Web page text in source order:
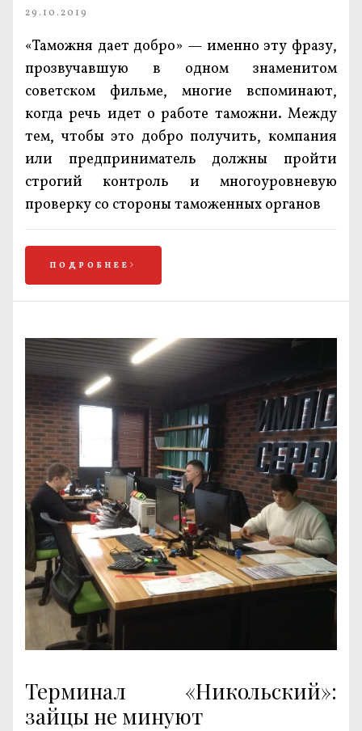
29.10.2019
«Таможня дает добро» — именно эту фразу,
прозвучавшую в одном знаменитом
советском фильме, многие вспоминают,
когда речь идет о работе таможни. Между
тем, чтобы это добро получить, компания
или предприниматель должны пройти
строгий контроль и многоуровневую
проверку со стороны таможенных органов
ПОДРОБНЕЕ
Терминал «Никольский»:
зайцы не минуют